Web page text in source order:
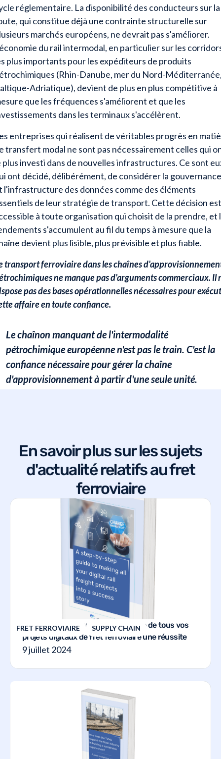
réglementaire. La disponibilité des conducteurs sur la
qui constitue déjà une contrainte structurelle sur
marchés européens, ne devrait pas s'améliorer.
du rail intermodal, en particulier sur les
plus importants pour les expéditeurs de produits
(Rhin-Danube, mer du Nord-
Adriatique), devient de plus en plus compétitive à
que les fréquences s'améliorent et que les
dans les terminaux s'accélèrent.
entreprises qui réalisent de véritables progrès en
transfert modal ne sont pas nécessairement celles qui
plus investi dans de nouvelles infrastructures. Ce sont
ont décidé, délibérément, de considérer la gouvernance
l'infrastructure des données comme des éléments
de leur stratégie de transport. Cette décision est
à toute organisation qui choisit de la prendre, et
s'accumulent au fil du temps à mesure que la
devient plus lisible, plus prévisible et plus fiable.
transport ferroviaire dans les chaînes
ne manque pas d'arguments commerciaux. Il
pas des bases opérationnelles nécessaires pour
affaire en toute confiance.
Le chaînon manquant de l'intermodalité
pétrochimique européenne n'est pas le train. C'est la
confiance nécessaire pour gérer la chaîne
d'approvisionnement à partir d'une seule unité.
En savoir plus sur les sujets
d'actualité relatifs au fret
ferroviaire
FRET FERROVIAIRE SUPPLY CHAIN
Un guide étape par étape pour faire de tous vos
projets digitaux de fret ferroviaire une réussite
9 juillet 2024